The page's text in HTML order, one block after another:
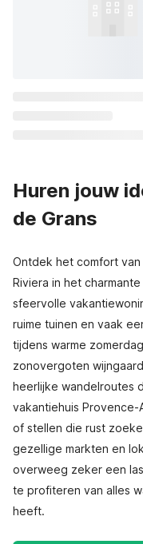
Huren jouw
de Grans
Ontdek het comfort
Riviera in het
sfeervolle
ruime tuinen en vaak
tijdens warme
zonovergoten
heerlijke wandelroutes
vakantiehuis Provence-
of stellen die rust
gezellige markten en
overweeg zeker een
te profiteren van alles
heeft.